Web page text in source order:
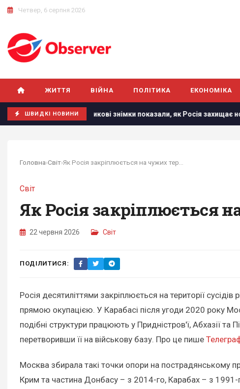
Четвер, 6 серпня 2026
ЖИТТЯ ВІЙНА ПОЛІТИКА ЕКОНОМІКА
ШВИДКІ НОВИНИ
Нові супутникові знімки показали, як Росія захищає носії
Головна›Світ›
Світ
Як Росія закріплюється
22 червня 2026 Світ
ПОДІЛИТИСЯ:
Росія десятиліттями закріплюється на території
прямою окупацією. У Карабасі після угоди 2020 року
подібні структури працюють у Придністров'ї, Абхазії та
перетворивши її на військову базу. Про це пише
Москва збирала такі точки опори на пострадянському
Крим та частина Донбасу – з 2014-го, Карабах – з 1991-